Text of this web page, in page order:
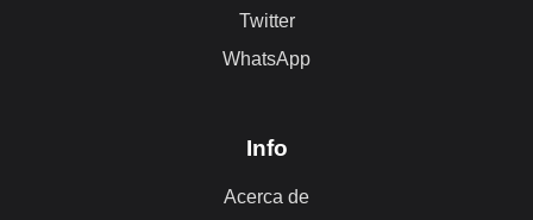
Twitter
WhatsApp
Info
Acerca de